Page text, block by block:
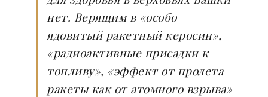
нет. Верящим в «особо
ядовитый ракетный керосин»,
«радиоактивные присадки к
топливу», «эффект от пролета
ракеты как от атомного взрыва»